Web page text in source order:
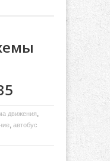
движения,
, автобус